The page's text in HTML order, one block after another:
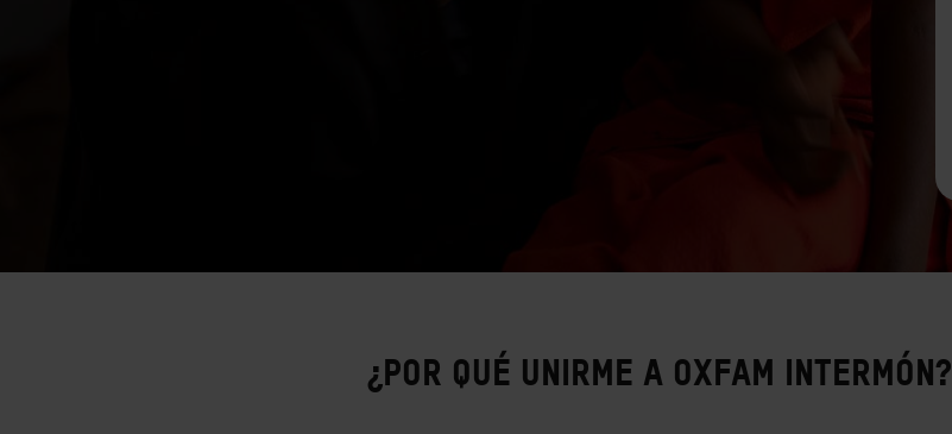
¿Por qué unirme a Oxfam Intermón?